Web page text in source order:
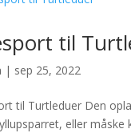
til
| sep 25, 2022
til Turtleduer Den
eller